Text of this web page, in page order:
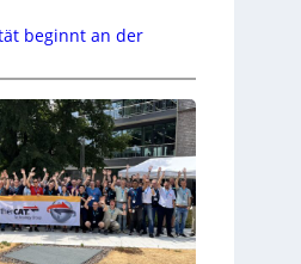
beginnt an der